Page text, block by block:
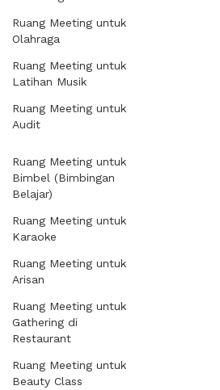
Ruang Meeting untuk
Olahraga
Ruang Meeting untuk
Latihan Musik
Ruang Meeting untuk
Audit
Ruang Meeting untuk
Bimbel (Bimbingan
Belajar)
Ruang Meeting untuk
Karaoke
Ruang Meeting untuk
Arisan
Ruang Meeting untuk
Gathering di
Restaurant
Ruang Meeting untuk
Beauty Class